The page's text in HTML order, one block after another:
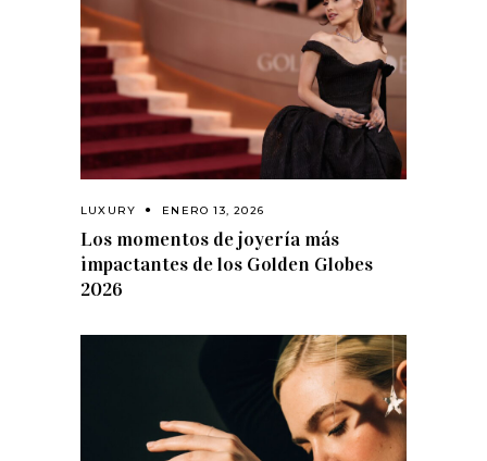
LUXURY ENERO 13, 2026
Los momentos de joyería más
impactantes de los Golden Globes
2026